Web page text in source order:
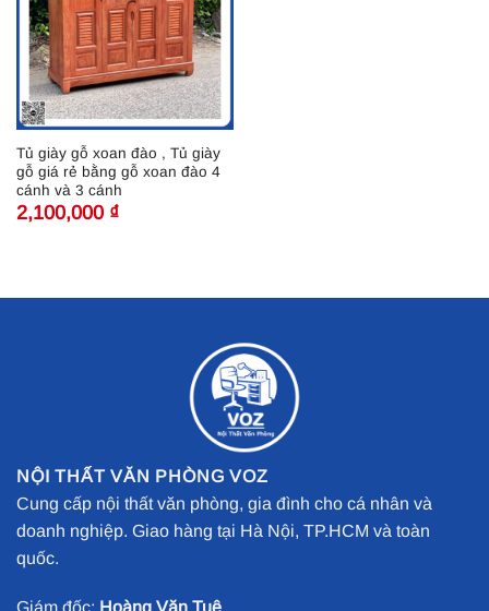
Tủ giày gỗ xoan đào , Tủ giày
gỗ giá rẻ bằng gỗ xoan đào 4
cánh và 3 cánh
2,100,000 ₫
NỘI THẤT VĂN PHÒNG VOZ
Cung cấp nội thất văn phòng, gia đình cho cá nhân và
doanh nghiệp. Giao hàng tại Hà Nội, TP.HCM và toàn
quốc.